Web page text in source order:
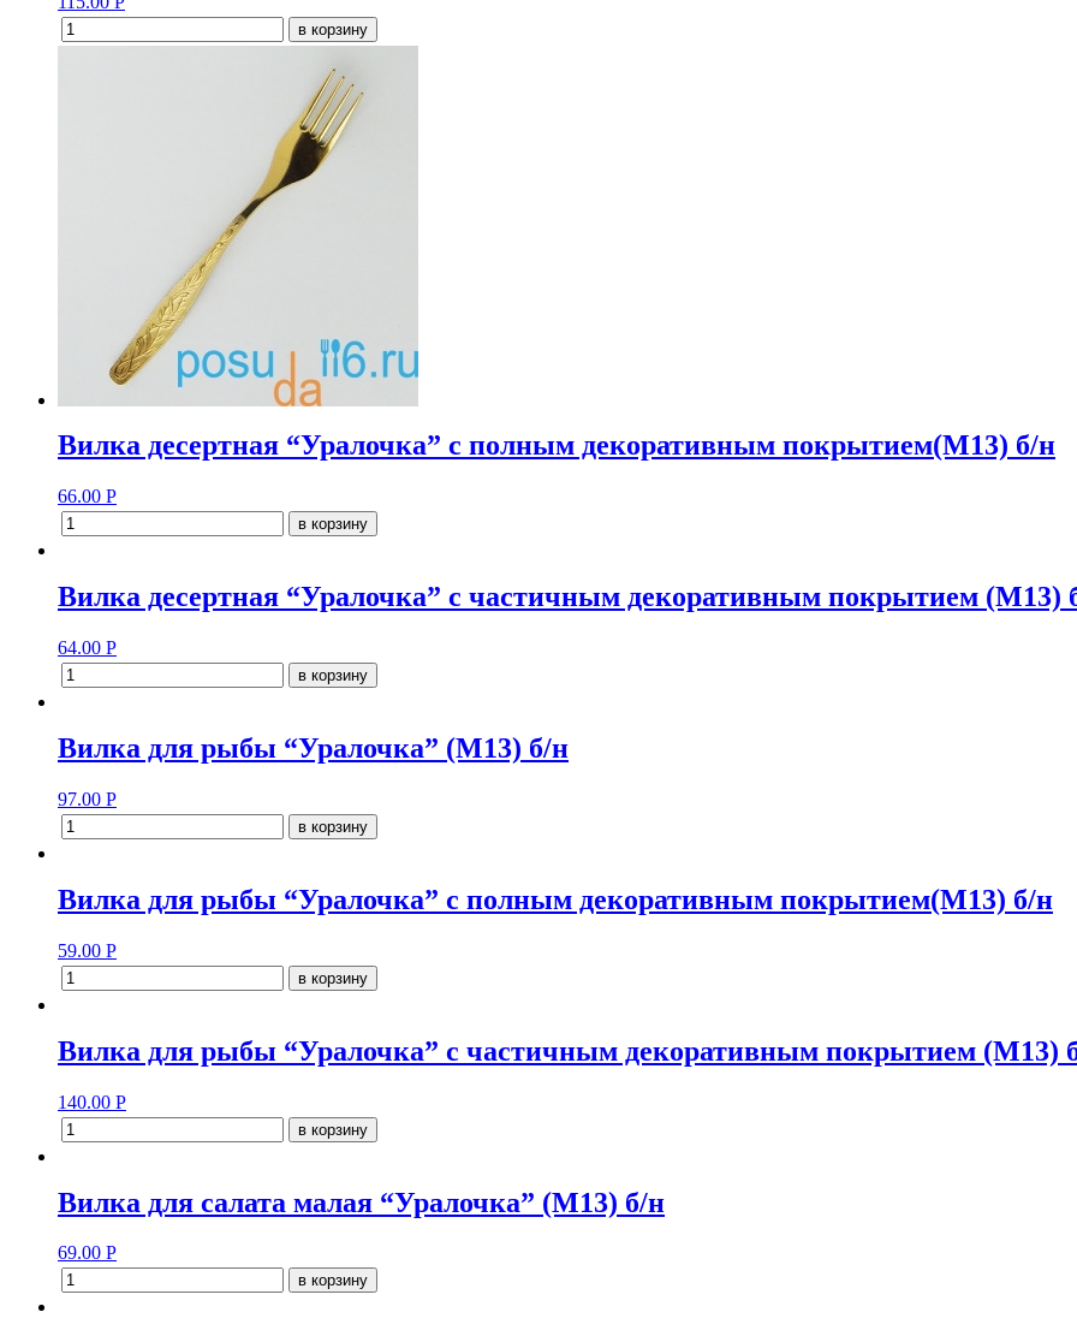
в корзину
Вилка десертная “Уралочка” с полным декоративным покрытием(М13) б/н
66.00 Р
в корзину
Вилка десертная “Уралочка” с частичным декоративным покрытием (М13)
64.00 Р
в корзину
Вилка для рыбы “Уралочка” (М13) б/н
97.00 Р
в корзину
Вилка для рыбы “Уралочка” с полным декоративным покрытием(М13) б/н
59.00 Р
в корзину
Вилка для рыбы “Уралочка” с частичным декоративным покрытием (М13)
140.00 Р
в корзину
Вилка для салата малая “Уралочка” (М13) б/н
69.00 Р
в корзину